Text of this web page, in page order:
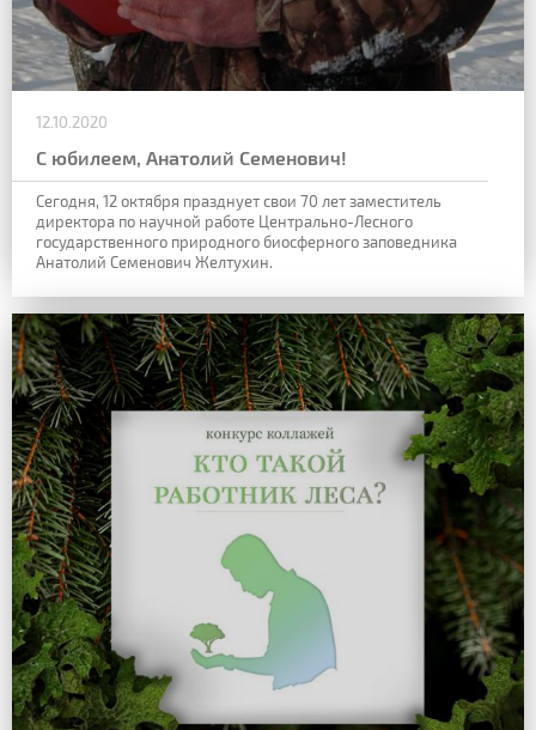
12.10.2020
С юбилеем, Анатолий Семенович!
Сегодня, 12 октября празднует свои 70 лет заместитель
директора по научной работе Центрально-Лесного
государственного природного биосферного заповедника
Анатолий Семенович Желтухин.